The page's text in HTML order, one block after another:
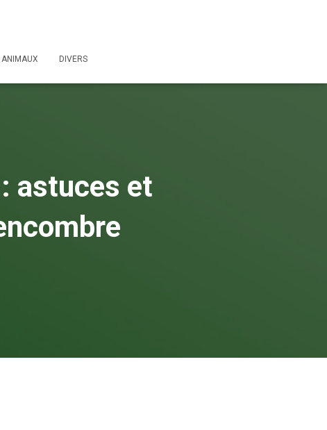
ANIMAUX DIVERS
astuces et